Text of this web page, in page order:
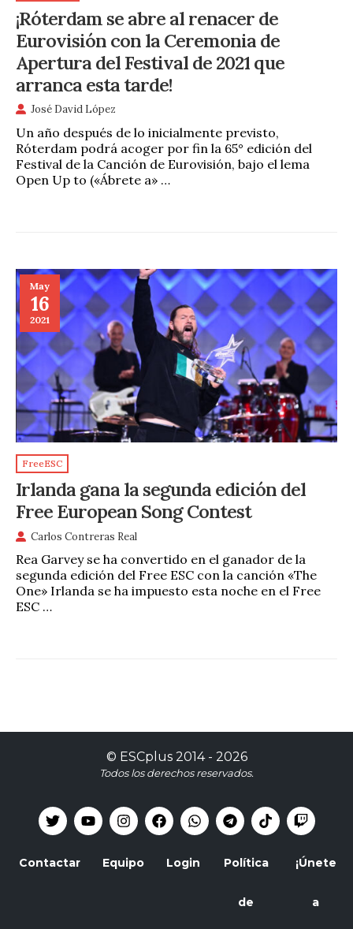
¡Róterdam se abre al renacer de
Eurovisión con la Ceremonia de
Apertura del Festival de 2021 que
arranca esta tarde!
José David López
Un año después de lo inicialmente previsto,
Róterdam podrá acoger por fin la 65° edición del
Festival de la Canción de Eurovisión, bajo el lema
Open Up to («Ábrete a» …
May
16
2021
FreeESC
Irlanda gana la segunda edición del
Free European Song Contest
Carlos Contreras Real
Rea Garvey se ha convertido en el ganador de la
segunda edición del Free ESC con la canción «The
One» Irlanda se ha impuesto esta noche en el Free
ESC …
© ESCplus2014 - 2026
Todos los derechos reservados.
Contactar Equipo Login Política
de
¡Únete
a